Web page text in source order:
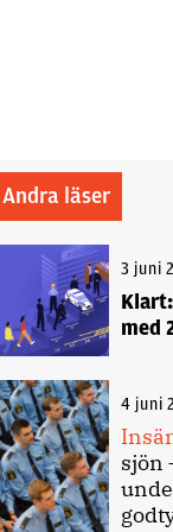
Andra läser
3 juni
med
4 juni
sjön